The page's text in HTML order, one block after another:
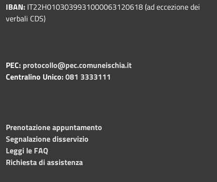
IBAN: IT22H0103039931000063120618 (ad eccezione dei
verbali CDS)
PEC: protocollo@pec.comuneischia.it
Centralino Unico:081 3333111
Prenotazione appuntamento
Segnalazione disservizio
Leggi le FAQ
Richiesta di assistenza